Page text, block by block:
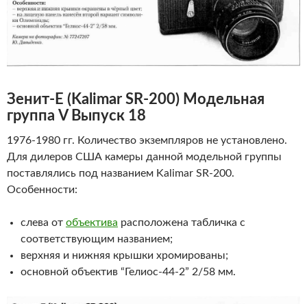
Зенит-Е ( Kalimar SR-200) Модельная
группа V Выпуск 18
1976-1980 гг. Количество экземпляров не установлено.
Для дилеров США камеры данной модельной группы
поставлялись под названием Kalimar SR-200.
Особенности:
слева от объектива расположена табличка с
соответствующим названием;
верхняя и нижняя крышки хромированы;
основной объектив “Гелиос-44-2” 2/58 мм.